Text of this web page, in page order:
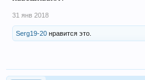
31 янв 2018
Serg19-20 нравится это.